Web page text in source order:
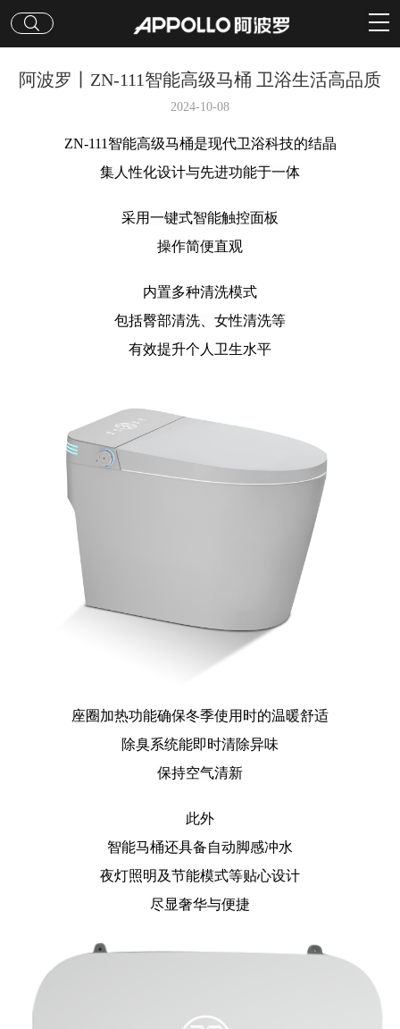
阿波罗丨ZN-111智能高级马桶 卫浴生活高品质
2024-10-08
ZN-111智能高级马桶是现代卫浴科技的结晶
集人性化设计与先进功能于一体
采用一键式智能触控面板
操作简便直观
内置多种清洗模式
包括臀部清洗、女性清洗等
有效提升个人卫生水平
座圈加热功能确保冬季使用时的温暖舒适
除臭系统能即时清除异味
保持空气清新
此外
智能马桶还具备自动脚感冲水
夜灯照明及节能模式等贴心设计
尽显奢华与便捷